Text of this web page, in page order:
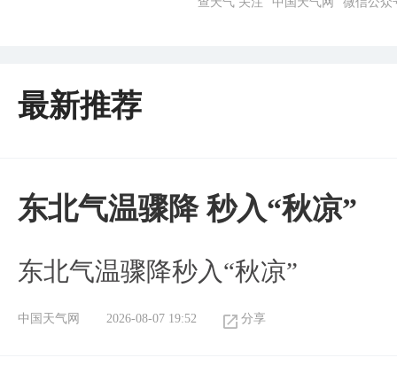
最新推荐
东北气温骤降 秒入“秋凉”
东北气温骤降秒入“秋凉”
中国天气网 2026-08-07 19:52 分享